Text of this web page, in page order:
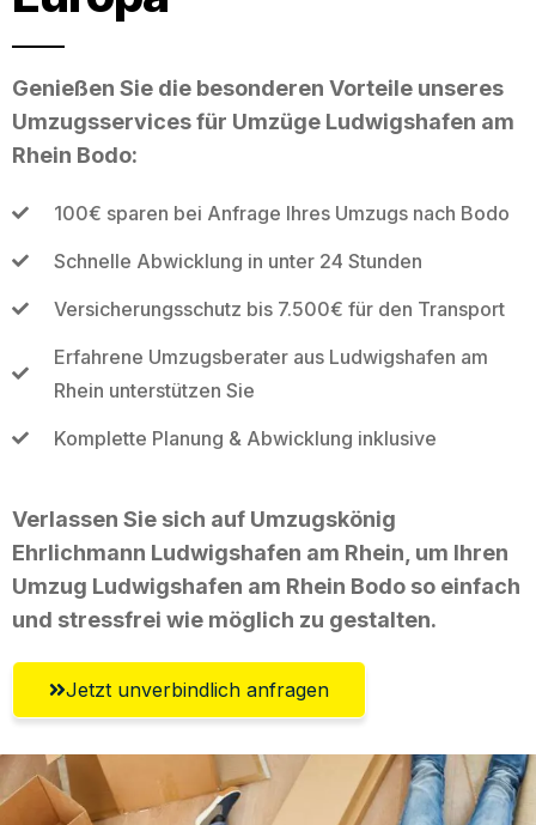
Genießen Sie die besonderen Vorteile unseres
Umzugsservices für Umzüge Ludwigshafen am
Rhein Bodo:
100€ sparen bei Anfrage Ihres Umzugs nach Bodo
Schnelle Abwicklung in unter 24 Stunden
Versicherungsschutz bis 7.500€ für den Transport
Erfahrene Umzugsberater aus Ludwigshafen am
Rhein unterstützen Sie
Komplette Planung & Abwicklung inklusive
Verlassen Sie sich auf Umzugskönig
Ehrlichmann Ludwigshafen am Rhein, um Ihren
Umzug Ludwigshafen am Rhein Bodo so einfach
und stressfrei wie möglich zu gestalten.
Jetzt unverbindlich anfragen